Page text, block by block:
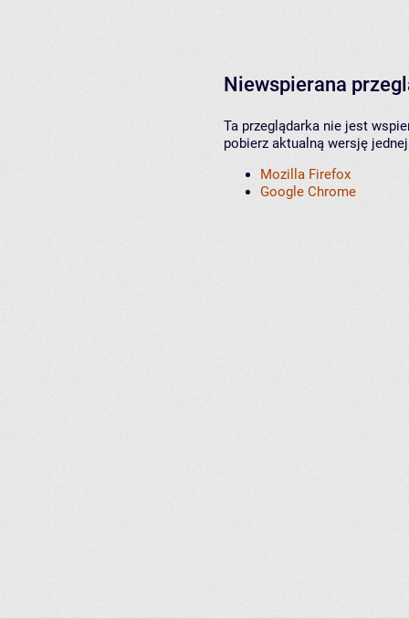
Niewspierana
Ta przeglądarka nie jest
pobierz aktualną wersję
Mozilla Firefox
Google Chrome